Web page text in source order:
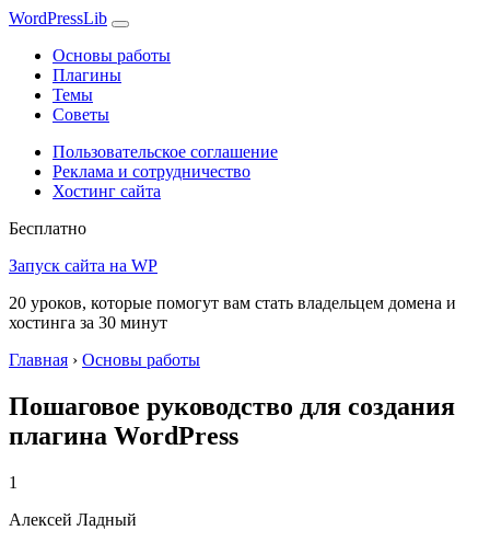
WordPressLib
Основы работы
Плагины
Темы
Советы
Пользовательское соглашение
Реклама и сотрудничество
Хостинг сайта
Бесплатно
Запуск сайта на WP
20 уроков, которые помогут вам стать владельцем домена и
хостинга за 30 минут
Главная › Основы работы
Пошаговое руководство для создания
плагина WordPress
1
Алексей Ладный